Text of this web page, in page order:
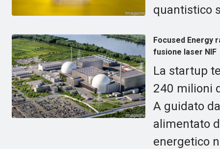
quantistico
Focused Energy
fusione laser NIF
La startup
240 milioni
A guidato
alimentato
energetico